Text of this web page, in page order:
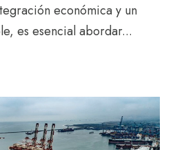
económica y un
es esencial abordar...